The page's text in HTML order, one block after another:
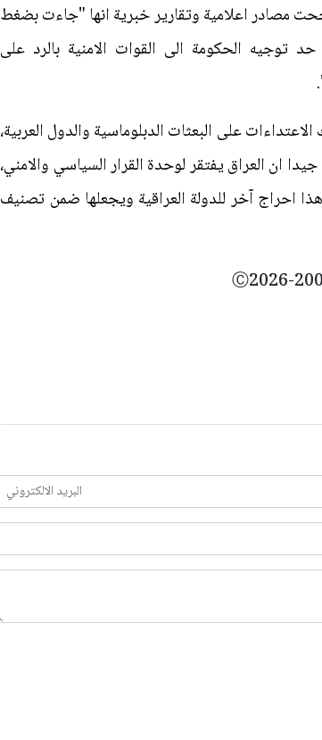
مصادر اعلامية وتقارير خبرية انها "جاءت بضغط
الحكومة الى القوات الامنية بالرد على
على البعثات الدبلوماسية والدول العربية،
ان العراق يفتقر لوحدة القرار السياسي والامني،
احراج آخر للدولة العراقية ويجعلها ضمن تصنيف